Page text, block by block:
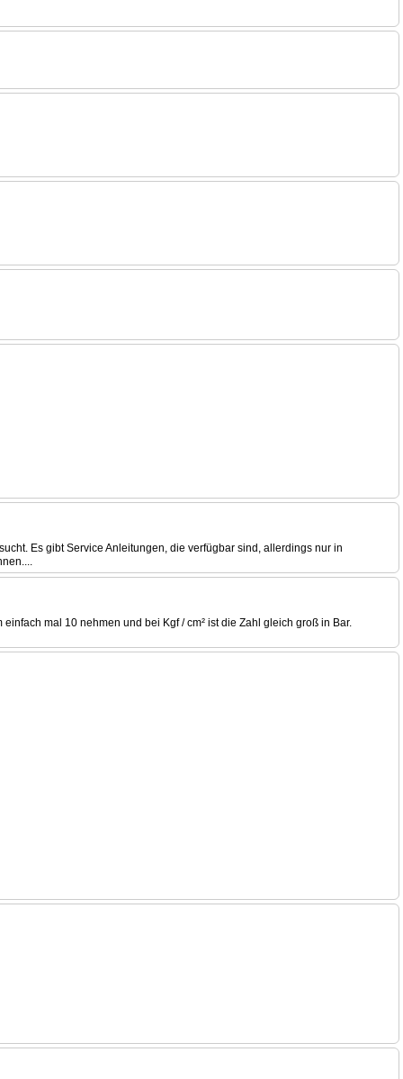
Es gibt Service Anleitungen, die verfügbar sind, allerdings nur in
mal 10 nehmen und bei Kgf / cm² ist die Zahl gleich groß in Bar.